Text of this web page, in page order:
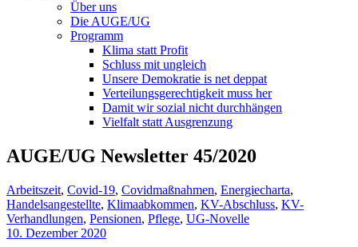
Über uns
Die AUGE/UG
Programm
Klima statt Profit
Schluss mit ungleich
Unsere Demokratie is net deppat
Verteilungsgerechtigkeit muss her
Damit wir sozial nicht durchhängen
Vielfalt statt Ausgrenzung
AUGE/UG Newsletter 45/2020
Arbeitszeit, Covid-19, Covidmaßnahmen, Energiecharta,
Handelsangestellte, Klimaabkommen, KV-Abschluss, KV-
Verhandlungen, Pensionen, Pflege, UG-Novelle
10. Dezember 2020